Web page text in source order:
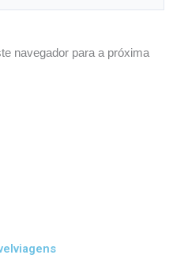
navegador para a próxima